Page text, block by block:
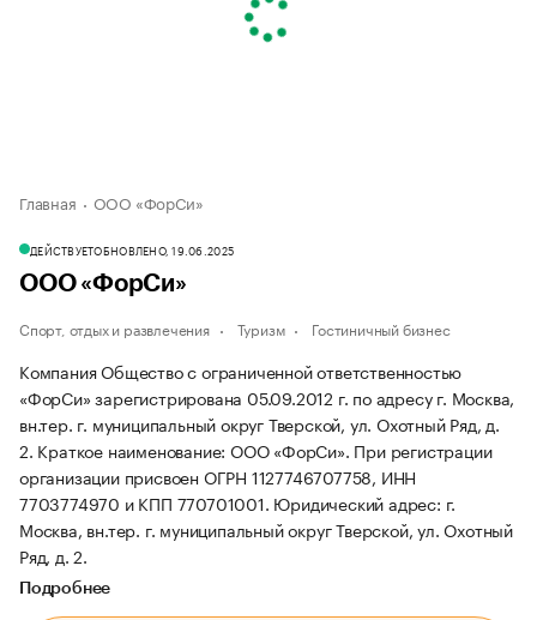
Главная ООО «ФорСи»
ДЕЙСТВУЕТОБНОВЛЕНО, 19.06.2025
ООО «ФорСи»
Спорт, отдых и развлечения Туризм Гостиничный бизнес
Компания Общество с ограниченной ответственностью
«ФорСи» зарегистрирована 05.09.2012 г. по адресу г. Москва,
вн.тер. г. муниципальный округ Тверской, ул. Охотный Ряд, д.
2. Краткое наименование: ООО «ФорСи». При регистрации
организации присвоен ОГРН 1127746707758, ИНН
7703774970 и КПП 770701001. Юридический адрес: г.
Москва, вн.тер. г. муниципальный округ Тверской, ул. Охотный
Ряд, д. 2.
Подробнее